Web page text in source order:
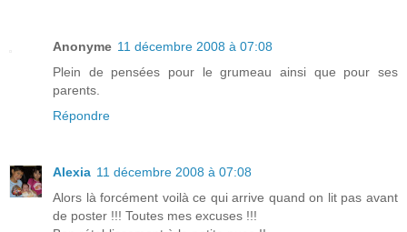
Anonyme 11 décembre 2008 à 07:08
Plein de pensées pour le grumeau ainsi que pour ses
parents.
Répondre
Alexia 11 décembre 2008 à 07:08
Alors là forcément voilà ce qui arrive quand on lit pas avant
de poster !!! Toutes mes excuses !!!